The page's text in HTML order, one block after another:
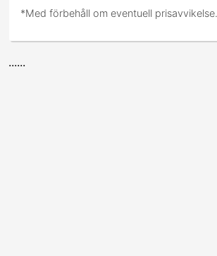
*Med förbehåll om eventuell prisavvikelse.
......